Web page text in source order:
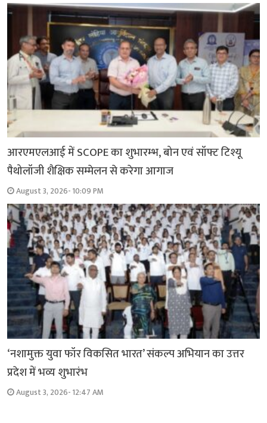
आरएमएलआई में SCOPE का शुभारम्भ, बोन एवं सॉफ्ट टिश्यू
पैथोलॉजी शैक्षिक सम्मेलन से करेगा आगाज
August 3, 2026- 10:09 PM
‘नशामुक्त युवा फॉर विकसित भारत’ संकल्प अभियान का उत्तर
प्रदेश में भव्य शुभारंभ
August 3, 2026- 12:47 AM